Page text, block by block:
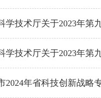
学技术厅关于2023年第
学技术厅关于2023年第
2024年省科技创新战略